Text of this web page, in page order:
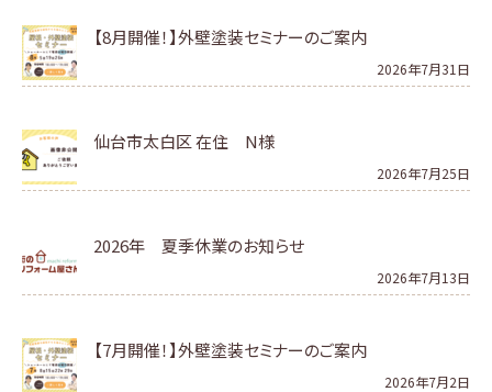
【8月開催！】外壁塗装セミナーのご案内
2026年7月31日
仙台市太白区 在住 N様
2026年7月25日
2026年 夏季休業のお知らせ
2026年7月13日
【7月開催！】外壁塗装セミナーのご案内
2026年7月2日